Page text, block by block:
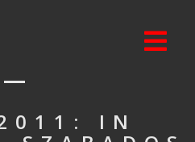
IN